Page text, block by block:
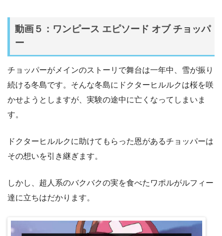
動画５：ワンピース エピソード オブ チョッパ
ー
チョッパーがメインのストーリで舞台は一年中、雪が振り
続ける冬島です。そんな冬島にドクターヒルルクは桜を咲
かせようとしますが、実験の途中に亡くなってしまいま
す。
ドクターヒルルクに助けてもらった恩があるチョッパーは
その想いを引き継ぎます。
しかし、超人系のバクバクの実を食べたワポルがルフィー
達に立ちはだかります。